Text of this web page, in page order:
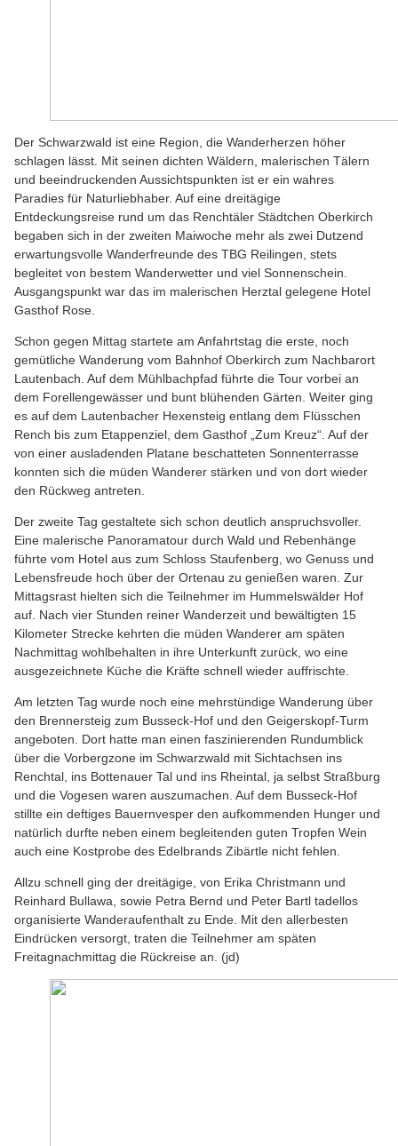
Der Schwarzwald ist eine Region, die Wanderherzen höher
schlagen lässt. Mit seinen dichten Wäldern, malerischen Tälern
und beeindruckenden Aussichtspunkten ist er ein wahres
Paradies für Naturliebhaber. Auf eine dreitägige
Entdeckungsreise rund um das Renchtäler Städtchen Oberkirch
begaben sich in der zweiten Maiwoche mehr als zwei Dutzend
erwartungsvolle Wanderfreunde des TBG Reilingen, stets
begleitet von bestem Wanderwetter und viel Sonnenschein.
Ausgangspunkt war das im malerischen Herztal gelegene Hotel
Gasthof Rose.
Schon gegen Mittag startete am Anfahrtstag die erste, noch
gemütliche Wanderung vom Bahnhof Oberkirch zum Nachbarort
Lautenbach. Auf dem Mühlbachpfad führte die Tour vorbei an
dem Forellengewässer und bunt blühenden Gärten. Weiter ging
es auf dem Lautenbacher Hexensteig entlang dem Flüsschen
Rench bis zum Etappenziel, dem Gasthof „Zum Kreuz“. Auf der
von einer ausladenden Platane beschatteten Sonnenterrasse
konnten sich die müden Wanderer stärken und von dort wieder
den Rückweg antreten.
Der zweite Tag gestaltete sich schon deutlich anspruchsvoller.
Eine malerische Panoramatour durch Wald und Rebenhänge
führte vom Hotel aus zum Schloss Staufenberg, wo Genuss und
Lebensfreude hoch über der Ortenau zu genießen waren. Zur
Mittagsrast hielten sich die Teilnehmer im Hummelswälder Hof
auf. Nach vier Stunden reiner Wanderzeit und bewältigten 15
Kilometer Strecke kehrten die müden Wanderer am späten
Nachmittag wohlbehalten in ihre Unterkunft zurück, wo eine
ausgezeichnete Küche die Kräfte schnell wieder auffrischte.
Am letzten Tag wurde noch eine mehrstündige Wanderung über
den Brennersteig zum Busseck-Hof und den Geigerskopf-Turm
angeboten. Dort hatte man einen faszinierenden Rundumblick
über die Vorbergzone im Schwarzwald mit Sichtachsen ins
Renchtal, ins Bottenauer Tal und ins Rheintal, ja selbst Straßburg
und die Vogesen waren auszumachen. Auf dem Busseck-Hof
stillte ein deftiges Bauernvesper den aufkommenden Hunger und
natürlich durfte neben einem begleitenden guten Tropfen Wein
auch eine Kostprobe des Edelbrands Zibärtle nicht fehlen.
Allzu schnell ging der dreitägige, von Erika Christmann und
Reinhard Bullawa, sowie Petra Bernd und Peter Bartl tadellos
organisierte Wanderaufenthalt zu Ende. Mit den allerbesten
Eindrücken versorgt, traten die Teilnehmer am späten
Freitagnachmittag die Rückreise an. (jd)